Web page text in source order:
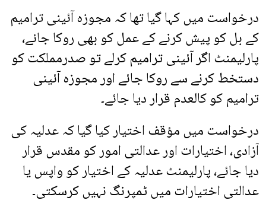
درخواست میں کہا گیا تھا کہ مجوزہ آئینی ترامیم
کے بل کو پیش کرنے کے عمل کو بھی روکا جائے،
پارلیمنٹ اگر آئینی ترامیم کرلے تو صدرمملکت کو
دستخط کرنے سے روکا جائے اور مجوزہ آئینی
ترامیم کو کالعدم قرار دیا جائے۔
درخواست میں مؤقف اختیار کیا گیا کہ عدلیہ کی
آزادی، اختیارات اور عدالتی امور کو مقدس قرار
دیا جائے، پارلیمنٹ عدلیہ کے اختیار کو واپس یا
عدالتی اختیارات میں ٹمپرنگ نہیں کرسکتی۔